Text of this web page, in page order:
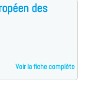
des
Voir la fiche complète